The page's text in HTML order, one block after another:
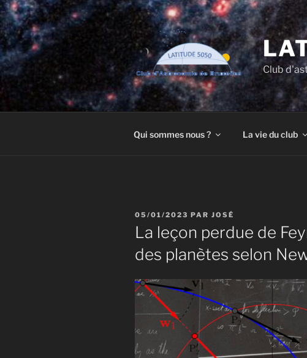
Aller
au
contenu
principal
Club
Qui sommes nous ? La vie du club
PUBLIÉ
LE
05/01/2023 PAR JOSÉ
La leçon perdue de
des planètes selon